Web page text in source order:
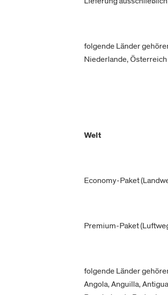
folgende Länder
Niederlande, Österreich
Welt
Economy-Paket
Premium-Paket
folgende Länder
Angola, Anguilla,